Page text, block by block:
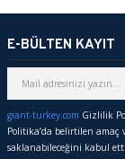
E-BÜLTEN KAYIT
giant-turkey.com Gizlilik
Politika’da belirtilen amaç
saklanabileceğini kabul